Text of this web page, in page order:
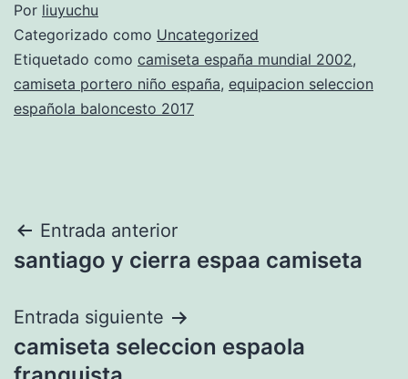
Por liuyuchu
Categorizado como Uncategorized
Etiquetado como camiseta españa mundial 2002,
camiseta portero niño españa, equipacion seleccion
española baloncesto 2017
Navegación
de
entradas
Entrada anterior
santiago y cierra espaa camiseta
Entrada siguiente
camiseta seleccion espaola